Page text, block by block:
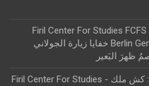
خفايا زيارة الجولاني لموسكو - Firil Center For Studies FCFS
Berlin Germany Dr. Jameel M. Shaheen خفايا زيارة الجولاني
ظهرَ البَعير
مجازر السويداء 2025 للجولاني: كش ملك - Firil Center For Studies